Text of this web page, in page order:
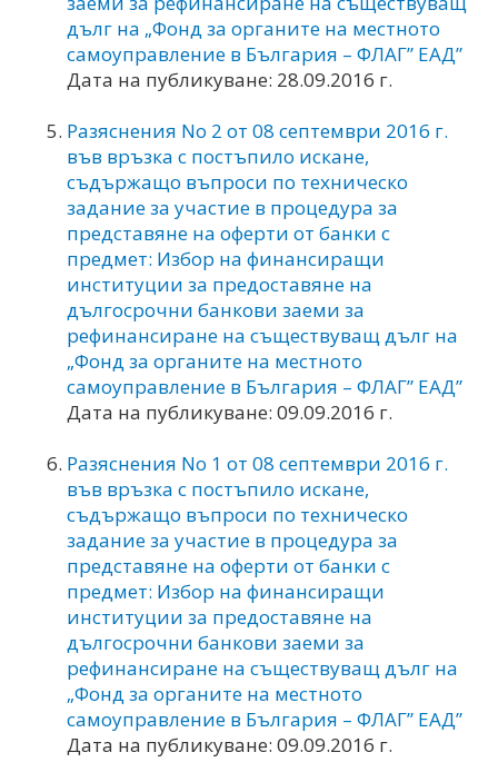
дълг на „Фонд за органите на местното
самоуправление в България – ФЛАГ” ЕАД”
Дата на публикуване: 28.09.2016 г.
Разяснения No 2 от 08 септември 2016 г.
във връзка с постъпило искане,
съдържащо въпроси по техническо
задание за участие в процедура за
представяне на оферти от банки с
предмет: Избор на финансиращи
институции за предоставяне на
дългосрочни банкови заеми за
рефинансиране на съществуващ дълг на
„Фонд за органите на местното
самоуправление в България – ФЛАГ” ЕАД”
Дата на публикуване: 09.09.2016 г.
Разяснения No 1 от 08 септември 2016 г.
във връзка с постъпило искане,
съдържащо въпроси по техническо
задание за участие в процедура за
представяне на оферти от банки с
предмет: Избор на финансиращи
институции за предоставяне на
дългосрочни банкови заеми за
рефинансиране на съществуващ дълг на
„Фонд за органите на местното
самоуправление в България – ФЛАГ” ЕАД”
Дата на публикуване: 09.09.2016 г.